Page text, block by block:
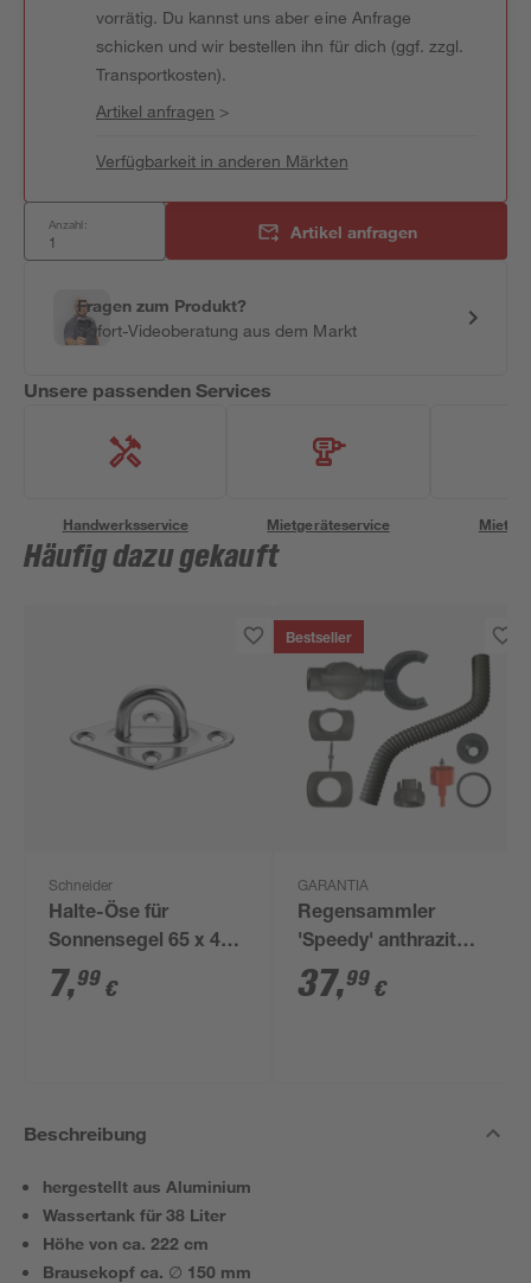
vorrätig. Du kannst uns aber eine Anfrage
schicken und wir bestellen ihn für dich (ggf. zzgl.
Transportkosten).
Artikel anfragen >
Verfügbarkeit in anderen Märkten
Anzahl: Artikel anfragen
Fragen zum Produkt?
Sofort-Videoberatung aus dem Markt
Unsere passenden Services
Handwerksservice Mietgeräteservice
Häufig dazu gekauft
Schneider
Halte-Öse für
Sonnensegel 65 x 40 x
28 mm
7,99 €
Bestseller
GARANTIA
Regensammler
'Speedy' anthrazit
inkl. Zubehör
37,99 €
Beschreibung
hergestellt aus Aluminium
Wassertank für 38 Liter
Höhe von ca. 222 cm
Brausekopf ca. ∅ 150 mm